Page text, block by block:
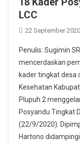
LCC
22 September
Penulis: Sugimin
mencerdaskan
kader tingkat desa
Kesehatan
Plupuh 2
Posyandu Tingkat
(22/9/2020).
Hartono